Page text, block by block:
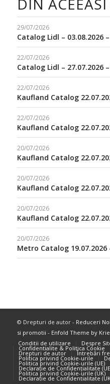
29/07/2026
Catalog Lidl – 03.08.2026
22/07/2026
Catalog Lidl – 27.07.2026
22/07/2026
Kaufland Catalog
22/07/2026
Kaufland Catalog
20/07/2026
Kaufland Catalog
20/07/2026
Kaufland Catalog
20/07/2026
Kaufland Catalog
20/07/2026
Metro Catalog 19.07.2026
© Drepturi de autor - Reduceri
si promotii - Enfold Theme by
Conditii de utilizare
Despre
Confidentialite & Politica Cookie
Drepturi de autor Întrebări
Politica privind Cookie-urile
Politica privind Cookie-urile (UE)
Declarație de Confidențialitate
Politica privind Cookie-urile (UK)
Declarație de Confidențialitate